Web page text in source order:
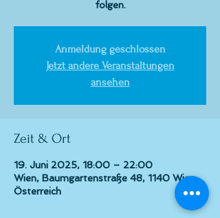
folgen.
Anmeldung geschlossen
Jetzt andere Veranstaltungen
ansehen
Zeit & Ort
19. Juni 2025, 18:00 – 22:00
Wien, Baumgartenstraße 48, 1140 Wien,
Österreich